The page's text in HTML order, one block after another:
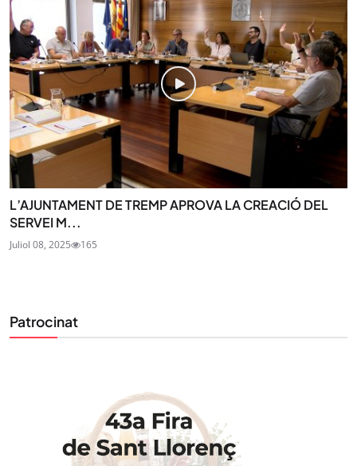
L’AJUNTAMENT DE TREMP APROVA LA CREACIÓ DEL
SERVEI M...
Juliol 08, 2025 165
Patrocinat
Uneix-te al nostre butlletí
Tota l’actualitat, seleccionada i enviada directament
al teu correu. Subscriu-te al nostre butlletí i segueix
la informació que importa.